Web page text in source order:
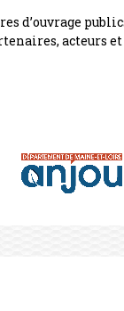
d’ouvrage
acteurs